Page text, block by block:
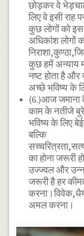
छोड़कर वे
लिए वे इसी
कुछ लोगों को
अधिकांश लोगों
कुछ हमें अन्याय
नष्ट होता है और
अच्छे भविष्य के
(6.)आज जमाना
काम के नतीजे बुरे
भविष्य के लिए
बल्कि
का होना जरूरी
उज्ज्वल और
जरूरी है हर
अमल करना।